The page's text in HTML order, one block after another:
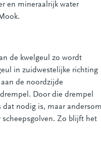
en mineraalrijk water
de kwelgeul zo wordt
in zuidwestelijke richting
de noordzijde
Door die drempel
dat nodig is, maar
scheepsgolven. Zo blijft het